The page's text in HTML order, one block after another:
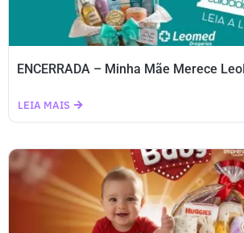
ENCERRADA – Minha Mãe Merece
LEIA MAIS